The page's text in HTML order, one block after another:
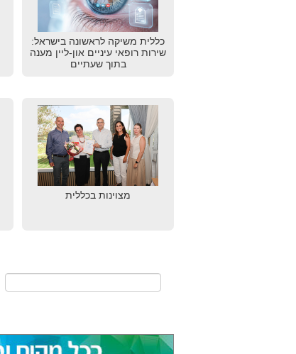
כללית משיקה לראשונה בישראל:
שירות רופאי עיניים און-ליין מענה
בתוך שעתיים
מצוינות בכללית